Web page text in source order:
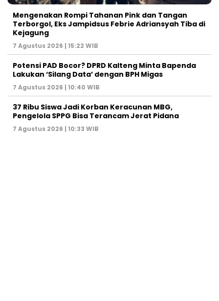
Mengenakan Rompi Tahanan Pink dan Tangan
Terborgol, Eks Jampidsus Febrie Adriansyah Tiba di
Kejagung
7 Agustus 2026 | 15:22 WIB
Potensi PAD Bocor? DPRD Kalteng Minta Bapenda
Lakukan ‘Silang Data’ dengan BPH Migas
7 Agustus 2026 | 10:40 WIB
37 Ribu Siswa Jadi Korban Keracunan MBG,
Pengelola SPPG Bisa Terancam Jerat Pidana
7 Agustus 2026 | 10:33 WIB